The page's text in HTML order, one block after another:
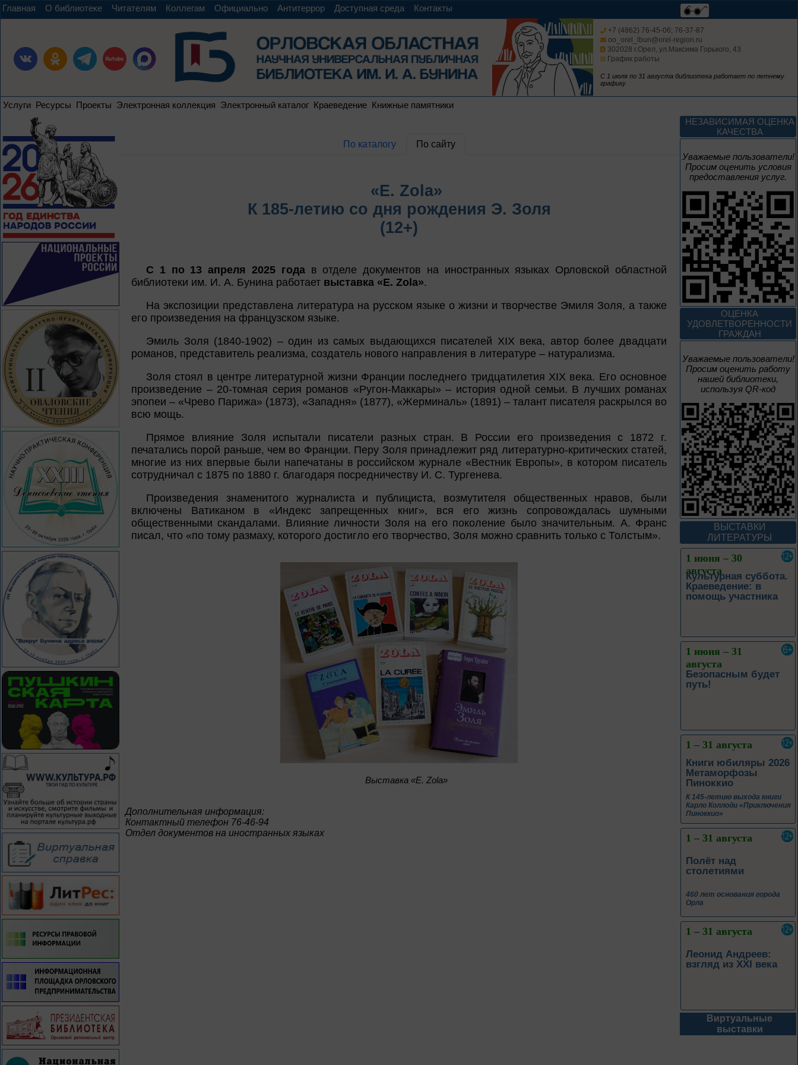
Главная О библиотеке Читателям Коллегам Официально Антитеррор Доступная среда Контакты
+7 (4862) 76-45-06; 76-37-87
oo_orel_lbun@orel-region.ru
302028 г.Орел, ул.Максима Горького, 43
График работы
С 1 июля по 31 августа библиотека работает по летнему
графику
Услуги Ресурсы Проекты Электронная коллекция Электронный каталог Краеведение Книжные памятники
По каталогу По сайту
«E. Zola»
К 185-летию со дня рождения Э. Золя
(12+)
С 1 по 13 апреля 2025 годав отделе документов на иностранных языках Орловской областной
библиотеки им. И. А. Бунина работает выставка «E. Zola».
На экспозиции представлена литература на русском языке о жизни и творчестве Эмиля Золя, а также
его произведения на французском языке.
Эмиль Золя (1840-1902) – один из самых выдающихся писателей XIX века, автор более двадцати
романов, представитель реализма, создатель нового направления в литературе – натурализма.
Золя стоял в центре литературной жизни Франции последнего тридцатилетия XIX века. Его основное
произведение – 20-томная серия романов «Ругон-Маккары» – история одной семьи. В лучших романах
эпопеи – «Чрево Парижа» (1873), «Западня» (1877), «Жерминаль» (1891) – талант писателя раскрылся во
всю мощь.
Прямое влияние Золя испытали писатели разных стран. В России его произведения с 1872 г.
печатались порой раньше, чем во Франции. Перу Золя принадлежит ряд литературно-критических статей,
многие из них впервые были напечатаны в российском журнале «Вестник Европы», в котором писатель
сотрудничал с 1875 по 1880 г. благодаря посредничеству И. С. Тургенева.
Произведения знаменитого журналиста и публициста, возмутителя общественных нравов, были
включены Ватиканом в «Индекс запрещенных книг», вся его жизнь сопровождалась шумными
общественными скандалами. Влияние личности Золя на его поколение было значительным. А. Франс
писал, что «по тому размаху, которого достигло его творчество, Золя можно сравнить только с Толстым».
Выставка «E. Zola»
Дополнительная информация:
Контактный телефон 76-46-94
Отдел документов на иностранных языках
НЕЗАВИСИМАЯ ОЦЕНКА
КАЧЕСТВА
Уважаемые пользователи!
Просим оценить условия
предоставления услуг.
ОЦЕНКА
УДОВЛЕТВОРЕННОСТИ
ГРАЖДАН
Уважаемые пользователи!
Просим оценить работу
нашей библиотеки,
используя QR-код
ВЫСТАВКИ
ЛИТЕРАТУРЫ
Творец и муза
нацизма мы были
вместе
многонациональной страны
3 – 17 августа
Век Аполлинария
К 170-летию со дня рождения
живописца
А. М. Васнецова
2 июня – 20
августа
Человек и природа
10 – 24 августа
95 лет со дня рождения
композитора Микаэла
Леоновича Таривердиева
1 июня – 30
августа
Культурная суббота.
Краеведение: в
помощь участника
1 июня – 31
августа
Безопасным будет
путь!
1 – 31 августа
Книги юбиляры 2026
Метаморфозы
Пиноккио
1 – 31 августа
Полёт над
столетиями
460 лет основания города
Орла
1 – 31 августа
Леонид Андреев:
взгляд из XXI века
1 – 31 августа
Новые книги – новые
знания
1 – 31 августа
Виртуальные
выставки